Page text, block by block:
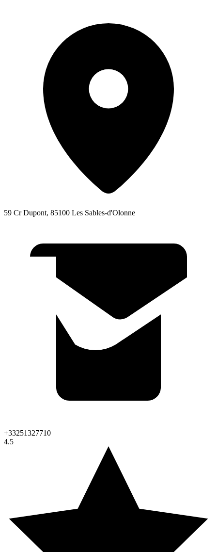
59 Cr Dupont, 85100 Les Sables-d'Olonne
+33251327710
4.5